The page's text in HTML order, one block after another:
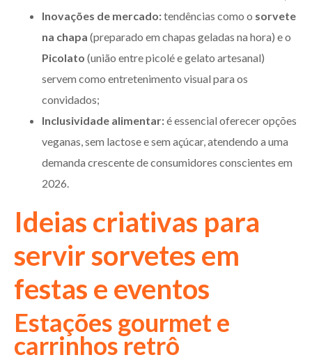
Inovações de mercado:tendências como o sorvete
na chapa (preparado em chapas geladas na hora) e o
Picolato (união entre picolé e gelato artesanal)
servem como entretenimento visual para os
convidados;
Inclusividade alimentar:é essencial oferecer opções
veganas, sem lactose e sem açúcar, atendendo a uma
demanda crescente de consumidores conscientes em
2026.
Ideias criativas para
servir sorvetes em
festas e eventos
Estações gourmet e
carrinhos retrô